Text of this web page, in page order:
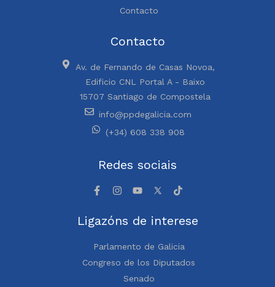
Contacto
Contacto
Av. de Fernando de Casas Novoa,
Edificio CNL Portal A - Baixo
15707 Santiago de Compostela
info@ppdegalicia.com
(+34) 608 338 908
Redes sociais
Ligazóns de interese
Parlamento de Galicia
Congreso de los Diputados
Senado